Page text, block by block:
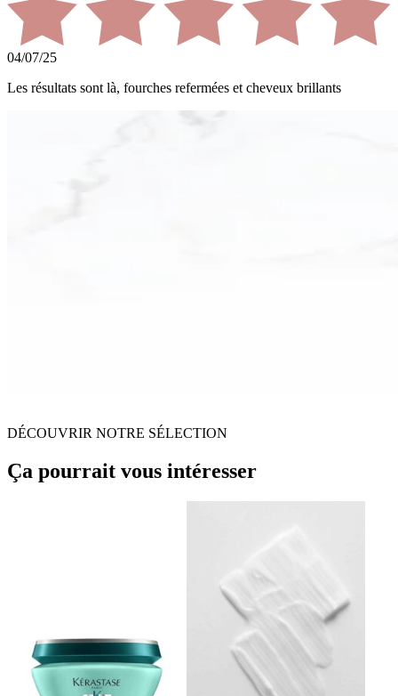
04/07/25
Les résultats sont là, fourches refermées et cheveux brillants
DÉCOUVRIR NOTRE SÉLECTION
Ça pourrait vous intéresser